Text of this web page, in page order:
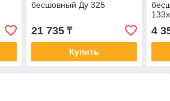
бесшовный Ду 325
21 735₸
Купить
4